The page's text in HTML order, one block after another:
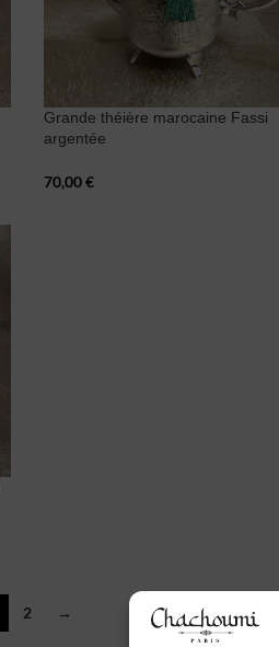
Grande théière marocaine Fassi
argentée
70,00€
2 →